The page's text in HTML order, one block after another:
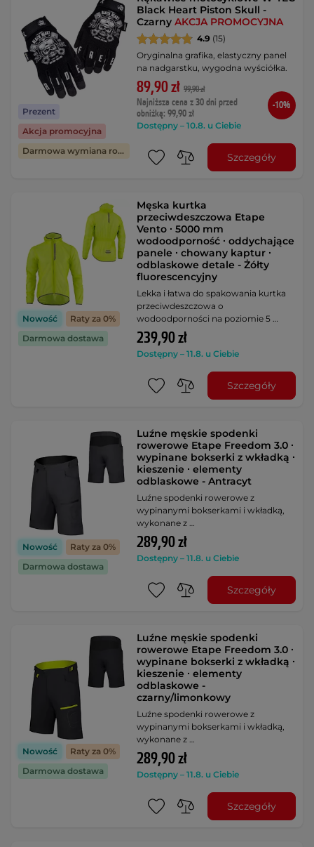
Prezent
Akcja promocyjna
Darmowa wymiana rozmiaru
Black Heart Piston Skull -
CzarnyAKCJA PROMOCYJNA
4.9 (15)
Oryginalna grafika, elastyczny panel
na nadgarstku, wygodna wyściółka.
89,90 zł 99,90 zł
Najniższa cena z 30 dni przed
obniżką: 99,90 zł
Dostępny – 10.8. u Ciebie
-10%
Szczegóły
Nowość
Raty za 0%
Darmowa dostawa
Męska kurtka
przeciwdeszczowa Etape
Vento ∙ 5000 mm
wodoodporność ∙ oddychające
panele ∙ chowany kaptur ∙
odblaskowe detale - Żółty
fluorescencyjny
Lekka i łatwa do spakowania kurtka
przeciwdeszczowa o
wodoodporności na poziomie 5 …
239,90 zł
Dostępny – 11.8. u Ciebie
Szczegóły
Nowość
Raty za 0%
Darmowa dostawa
Luźne męskie spodenki
rowerowe Etape Freedom 3.0 ∙
wypinane bokserki z wkładką ∙
kieszenie ∙ elementy
odblaskowe - Antracyt
Luźne spodenki rowerowe z
wypinanymi bokserkami i wkładką,
wykonane z …
289,90 zł
Dostępny – 11.8. u Ciebie
Szczegóły
Nowość
Raty za 0%
Darmowa dostawa
Luźne męskie spodenki
rowerowe Etape Freedom 3.0 ∙
wypinane bokserki z wkładką ∙
kieszenie ∙ elementy
odblaskowe -
czarny/limonkowy
Luźne spodenki rowerowe z
wypinanymi bokserkami i wkładką,
wykonane z …
289,90 zł
Dostępny – 11.8. u Ciebie
Szczegóły